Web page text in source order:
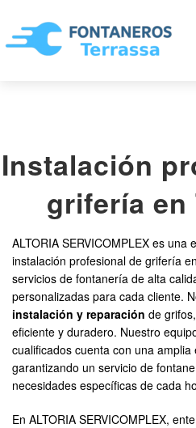
936 94 20 91
FONTANEROS TERRASSA
SERVICIOS
CONTACTAR
Instalación
grifería en
ALTORIA SERVICOMPLEX es una
instalación profesional de grifería
servicios de fontanería de alta
personalizadas para cada cliente.
instalación y reparación de
eficiente y duradero. Nuestro
cualificados cuenta con una
garantizando un servicio de
necesidades específicas de cada
En ALTORIA SERVICOMPLEX,